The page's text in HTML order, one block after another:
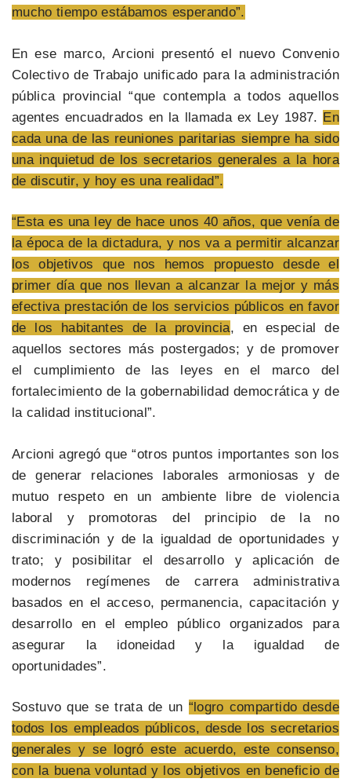
mucho tiempo estábamos esperando”.
En ese marco, Arcioni presentó el nuevo Convenio
Colectivo de Trabajo unificado para la administración
pública provincial “que contempla a todos aquellos
agentes encuadrados en la llamada ex Ley 1987. En
cada una de las reuniones paritarias siempre ha sido
una inquietud de los secretarios generales a la hora
de discutir, y hoy es una realidad”.
“Esta es una ley de hace unos 40 años, que venía de
la época de la dictadura, y nos va a permitir alcanzar
los objetivos que nos hemos propuesto desde el
primer día que nos llevan a alcanzar la mejor y más
efectiva prestación de los servicios públicos en favor
de los habitantes de la provincia, en especial de
aquellos sectores más postergados; y de promover
el cumplimiento de las leyes en el marco del
fortalecimiento de la gobernabilidad democrática y de
la calidad institucional”.
Arcioni agregó que “otros puntos importantes son los
de generar relaciones laborales armoniosas y de
mutuo respeto en un ambiente libre de violencia
laboral y promotoras del principio de la no
discriminación y de la igualdad de oportunidades y
trato; y posibilitar el desarrollo y aplicación de
modernos regímenes de carrera administrativa
basados en el acceso, permanencia, capacitación y
desarrollo en el empleo público organizados para
asegurar la idoneidad y la igualdad de
oportunidades”.
Sostuvo que se trata de un “logro compartido desde
todos los empleados públicos, desde los secretarios
generales y se logró este acuerdo, este consenso,
con la buena voluntad y los objetivos en beneficio de